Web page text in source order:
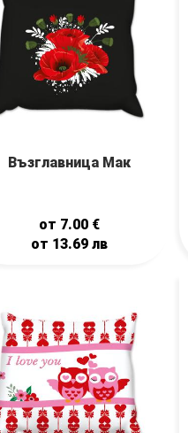
Възглавница Мак
от 7.00 €
от 13.69лв